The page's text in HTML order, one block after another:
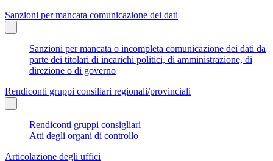
Sanzioni per mancata comunicazione dei dati
Sanzioni per mancata o incompleta comunicazione dei dati da
parte dei titolari di incarichi politici, di amministrazione, di
direzione o di governo
Rendiconti gruppi consiliari regionali/provinciali
Rendiconti gruppi consigliari
Atti degli organi di controllo
Articolazione degli uffici